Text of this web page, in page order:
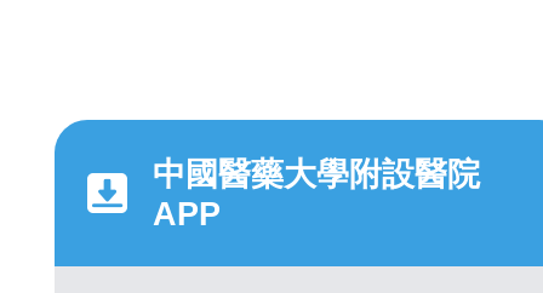
中國醫藥大學附設醫院
APP